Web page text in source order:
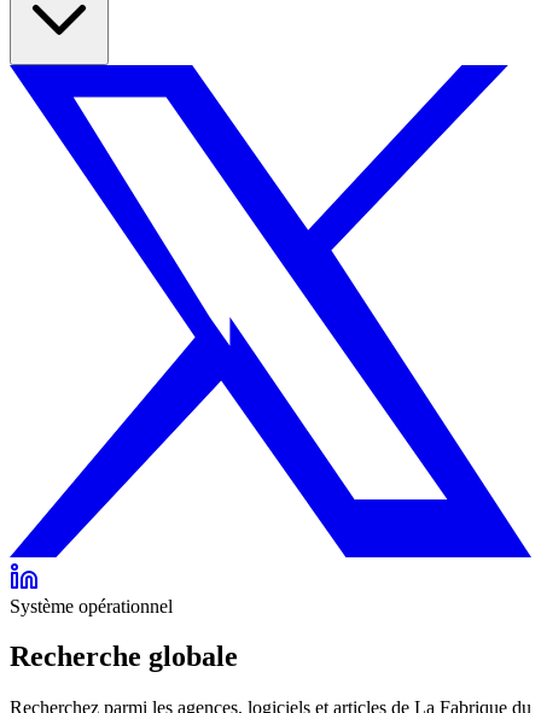
Système opérationnel
Recherche globale
Recherchez parmi les agences, logiciels et articles de La Fabrique du